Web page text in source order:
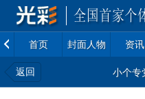
首页 封面人物 资讯
返回 小个专